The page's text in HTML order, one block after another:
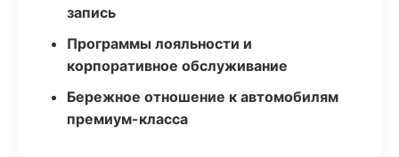
запись
Программы лояльности и
корпоративное обслуживание
Бережное отношение к автомобилям
премиум-класса